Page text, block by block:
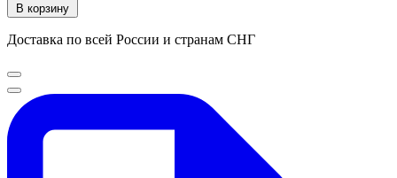
В корзину
Доставка по всей России и странам СНГ